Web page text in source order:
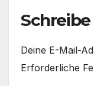
Deine E-Mail-
Erforderliche